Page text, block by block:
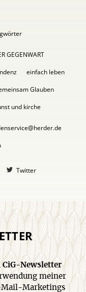
GEGENWART
einfach leben
Glauben
und kirche
Twitter
CiG-Newsletter
meiner
Mail-Marketings